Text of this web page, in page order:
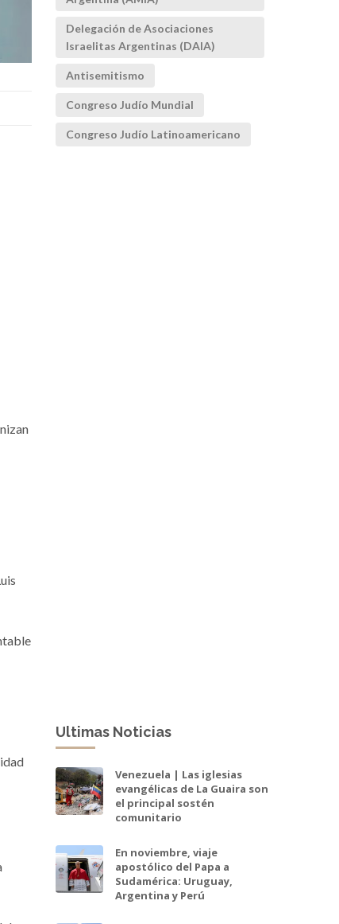
Delegación de Asociaciones
Israelitas Argentinas (DAIA)
Antisemitismo
Congreso Judío Mundial
Congreso Judío Latinoamericano
Ultimas Noticias
Venezuela | Las iglesias
evangélicas de La Guaira son
el principal sostén
comunitario
En noviembre, viaje
apostólico del Papa a
Sudamérica: Uruguay,
Argentina y Perú